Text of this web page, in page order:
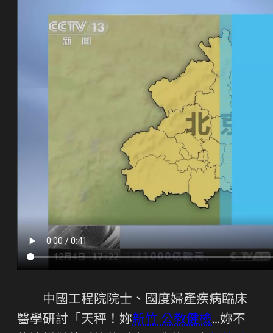
中國工程院院士、國度婦產疾病臨床
醫學研討「天秤！妳新竹 公教健檢…妳不